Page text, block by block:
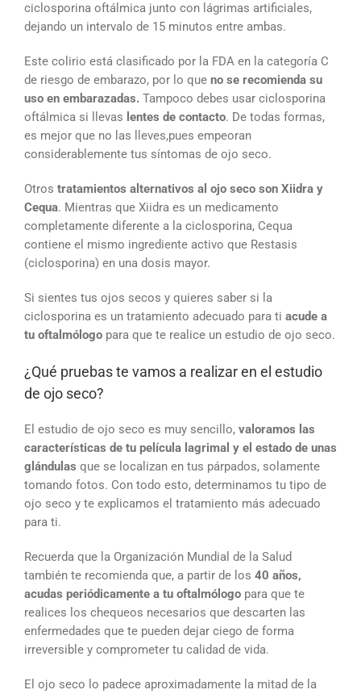
ciclosporina oftálmica junto con lágrimas artificiales,
dejando un intervalo de 15 minutos entre ambas.
Este colirio está clasificado por la FDA en la categoría C
de riesgo de embarazo, por lo que no se recomienda su
uso en embarazadas. Tampoco debes usar ciclosporina
oftálmica si llevas lentes de contacto. De todas formas,
es mejor que no las lleves,pues empeoran
considerablemente tus síntomas de ojo seco.
Otros tratamientos alternativos al ojo seco son Xiidra y
Cequa. Mientras que Xiidra es un medicamento
completamente diferente a la ciclosporina, Cequa
contiene el mismo ingrediente activo que Restasis
(ciclosporina) en una dosis mayor.
Si sientes tus ojos secos y quieres saber si la
ciclosporina es un tratamiento adecuado para ti acude a
tu oftalmólogo para que te realice un estudio de ojo seco.
¿Qué pruebas te vamos a realizar en el estudio
de ojo seco?
El estudio de ojo seco es muy sencillo, valoramos las
características de tu película lagrimal y el estado de unas
glándulas que se localizan en tus párpados, solamente
tomando fotos. Con todo esto, determinamos tu tipo de
ojo seco y te explicamos el tratamiento más adecuado
para ti.
Recuerda que la Organización Mundial de la Salud
también te recomienda que, a partir de los 40 años,
acudas periódicamente a tu oftalmólogo para que te
realices los chequeos necesarios que descarten las
enfermedades que te pueden dejar ciego de forma
irreversible y comprometer tu calidad de vida.
El ojo seco lo padece aproximadamente la mitad de la